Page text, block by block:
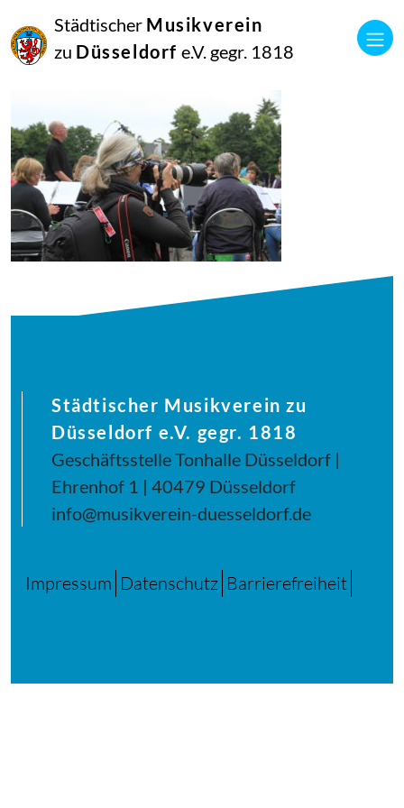
Städtischer Musikverein
zu Düsseldorf e.V. gegr. 1818
Juni
2018
Manfred Hill
Städtischer Musikverein zu
Düsseldorf e.V. gegr. 1818
Geschäftsstelle Tonhalle Düsseldorf |
Ehrenhof 1 | 40479 Düsseldorf
info@musikverein-duesseldorf.de
Impressum Datenschutz Barrierefreiheit